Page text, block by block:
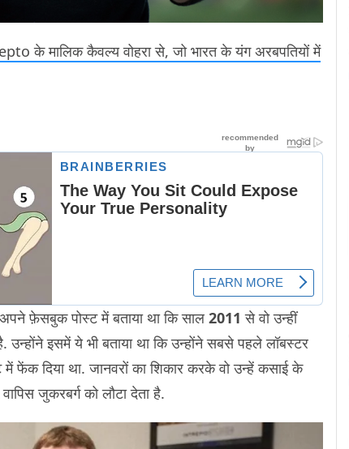
के मालिक कैवल्य वोहरा से, जो भारत के यंग अरबपतियों में
फ़ेसबुक पोस्ट में बताया था कि साल 2011से वो उन्हीं
उन्होंने इसमें ये भी बताया था कि उन्होंने सबसे पहले लॉबस्टर
में फेंक दिया था. जानवरों का शिकार करके वो उन्हें कसाई के
जुकरबर्ग को लौटा देता है.